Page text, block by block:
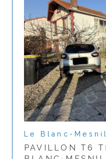
Le Blanc-
PAVILLON T6